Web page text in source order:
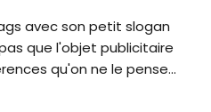
avec son petit slogan
que l'objet publicitaire
qu'on ne le pense...